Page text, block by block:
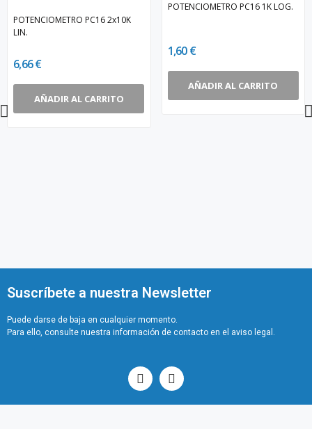
POTENCIOMETRO PC16 2x10K
LIN.
6,66 €
AÑADIR AL CARRITO
POTENCIOMETRO PC16 1K LOG.
1,60 €
AÑADIR AL CARRITO
Suscríbete a nuestra Newsletter
Puede darse de baja en cualquier momento.
Para ello, consulte nuestra información de contacto en el aviso legal.